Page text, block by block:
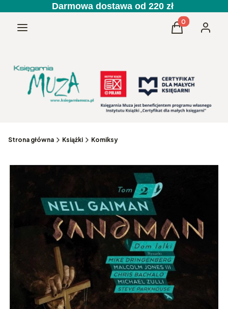
Darmowa dostawa od 220 zł
Menu Produkty w
Koszyk
Strona główna Książki Komiksy